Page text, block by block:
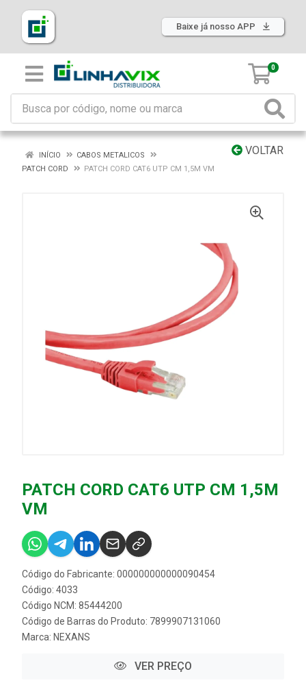
Baixe já nosso APP
0
VOLTAR
INÍCIO
CABOS METALICOS
PATCH CORD
PATCH CORD CAT6 UTP CM 1,5M VM
PATCH CORD CAT6 UTP CM 1,5M
VM
Código do Fabricante: 000000000000090454
Código: 4033
Código NCM: 85444200
Código de Barras do Produto: 7899907131060
Marca: NEXANS
VER PREÇO